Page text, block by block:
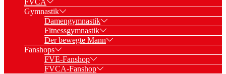
FVCA
Gymnastik
Damengymnastik
Fitnessgymnastik
Der bewegte Mann
Fanshops
FVE-Fanshop
FVCA-Fanshop